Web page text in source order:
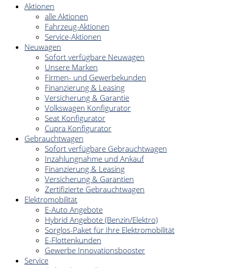
Aktionen
alle Aktionen
Fahrzeug-Aktionen
Service-Aktionen
Neuwagen
Sofort verfügbare Neuwagen
Unsere Marken
Firmen- und Gewerbekunden
Finanzierung & Leasing
Versicherung & Garantie
Volkswagen Konfigurator
Seat Konfigurator
Cupra Konfigurator
Gebrauchtwagen
Sofort verfügbare Gebrauchtwagen
Inzahlungnahme und Ankauf
Finanzierung & Leasing
Versicherung & Garantien
Zertifizierte Gebrauchtwagen
Elektromobilität
E-Auto Angebote
Hybrid Angebote (Benzin/Elektro)
Sorglos-Paket für Ihre Elektromobilität
E-Flottenkunden
Gewerbe Innovationsbooster
Service